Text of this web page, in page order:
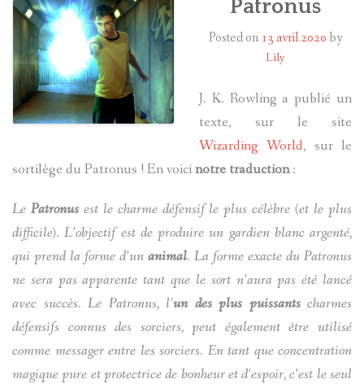
HARRY POTTER
LES ACTEURS
J.K. ROWLING
Patronus
Posted on 13 avril 2020by
Lily
J. K. Rowling a publié un
texte, sur le site
Wizarding World, sur le
sortilège du Patronus ! En voicinotre traduction:
Le Patronusest le charme défensif le plus célèbre (et le plus
difficile). L’objectif est de produire un gardien blanc argenté,
qui prend la forme d’un animal. La forme exacte du Patronus
ne sera pas apparente tant que le sort n’aura pas été lancé
avec succès. Le Patronus, l’un des plus puissants charmes
défensifs connus des sorciers, peut également être utilisé
comme messager entre les sorciers. En tant que concentration
magique pure et protectrice de bonheur et d’espoir, c’est le seul